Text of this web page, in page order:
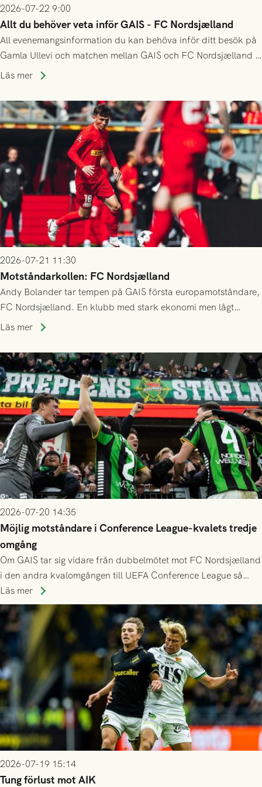
2026-07-22 9:00
Allt du behöver veta inför GAIS - FC Nordsjælland
All evenemangsinformation du kan behöva inför ditt besök på
Gamla Ullevi och matchen mellan GAIS och FC Nordsjælland i
kvalet till Conference League! Avspark kl 19.00 på torsdag
Läs mer
2026-07-21 11:30
Motståndarkollen: FC Nordsjælland
Andy Bolander tar tempen på GAIS första europamotståndare,
FC Nordsjælland. En klubb med stark ekonomi men lågt
publiksnitt, ett lag med både kollektiv styrka och individuell
Läs mer
2026-07-20 14:35
Möjlig motståndare i Conference League-kvalets tredje
omgång
Om GAIS tar sig vidare från dubbelmötet mot FC Nordsjælland
i den andra kvalomgången till UEFA Conference League så
spelas den tredje kvalomgången kort därpå. Motståndare blir
då vinnaren i mötet mellan isländska Valur och HŠK Zrinjski
Mostar från Bosnien och Hercegovina.
Läs mer
2026-07-19 15:14
Tung förlust mot AIK